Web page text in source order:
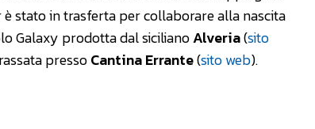
stato in trasferta per collaborare alla nascita
Galaxy prodotta dal sicilianoAlveria(sito
pressoCantina Errante(sito web).